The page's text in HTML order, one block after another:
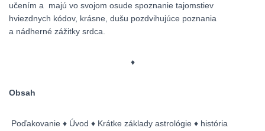
učením a majú vo svojom osude spoznanie tajomstiev
hviezdnych kódov, krásne, dušu pozdvihujúce poznania
a nádherné zážitky srdca.
♦
Obsah
Poďakovanie ♦ Úvod ♦ Krátke základy astrológie ♦ história